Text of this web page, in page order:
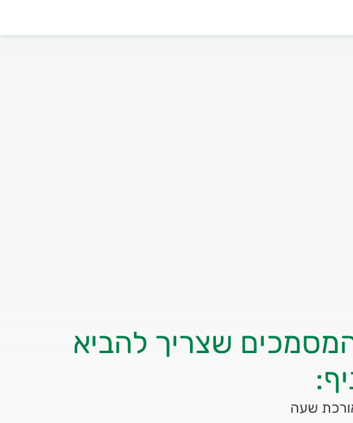
שצריך להביא
שעה